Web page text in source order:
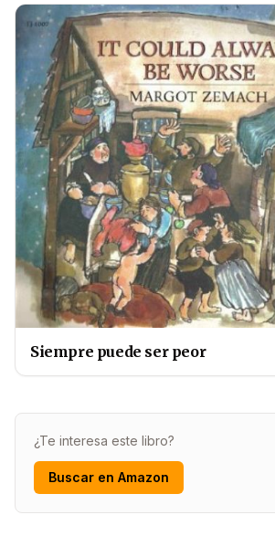
Siempre puede ser peor
¿Te interesa este libro?
Buscar en Amazon